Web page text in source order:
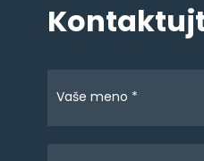
Vaše meno *